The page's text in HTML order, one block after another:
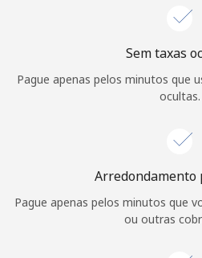
Login
Continuar
Sem taxas
Pague apenas pelos minutos que
ocultas.
Arredondamento
Pague apenas pelos minutos que
ou outras